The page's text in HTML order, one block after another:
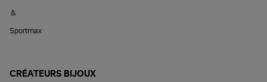
&
Sportmax
CRÉATEURS BIJOUX